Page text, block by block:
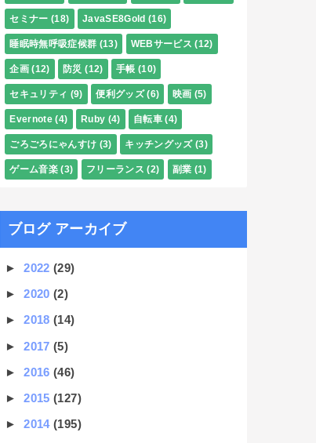
セミナー (18) JavaSE8Gold (16)
睡眠時無呼吸症候群 (13) WEBサービス (12)
企画 (12) 防災 (12) 手帳 (10)
セキュリティ (9) 便利グッズ (6) 映画 (5)
Evernote (4) Ruby (4) 自転車 (4)
ごろごろにゃんすけ (3) キッチングッズ (3)
ゲーム音楽 (3) フリーランス (2) 副業 (1)
ブログ アーカイブ
►2022(29)
►2020(2)
►2018(14)
►2017(5)
►2016(46)
►2015(127)
►2014(195)